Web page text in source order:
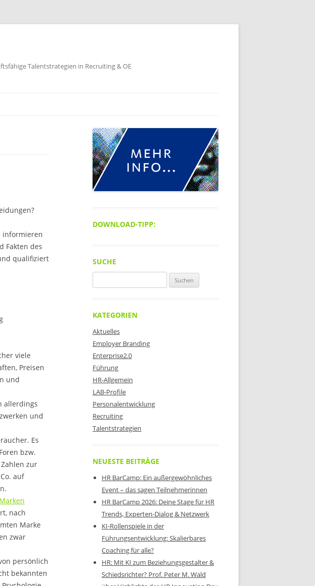
Talentstrategien in Recruiting & OE
informieren
Fakten des
qualifiziert
viele
Preisen
und
allerdings
und
Es
bzw.
zur
auf
Marken
nach
Marke
zwar
persönlich
bekannten
DOWNLOAD-TIPP:
SUCHE
nach:
KATEGORIEN
Aktuelles
Employer Branding
Enterprise2.0
Führung
HR-Allgemein
LAB-Profile
Personalentwicklung
Recruiting
Talentstrategien
NEUESTE BEITRÄGE
HR BarCamp: Ein außergewöhnliches
Event – das sagen Teilnehmerinnen
HR BarCamp 2026: Deine Stage für HR
Trends, Experten-Dialog & Netzwerk
KI-Rollenspiele in der
Führungsentwicklung: Skalierbares
Coaching für alle?
HR: Mit KI zum Beziehungsgestalter &
Schiedsrichter? Prof. Peter M. Wald